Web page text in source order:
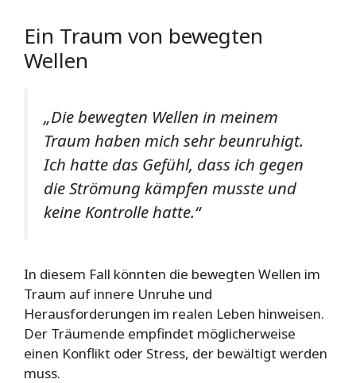
Ein Traum von bewegten
Wellen
„Die bewegten Wellen in meinem
Traum haben mich sehr beunruhigt.
Ich hatte das Gefühl, dass ich gegen
die Strömung kämpfen musste und
keine Kontrolle hatte.“
In diesem Fall könnten die bewegten Wellen im
Traum auf innere Unruhe und
Herausforderungen im realen Leben hinweisen.
Der Träumende empfindet möglicherweise
einen Konflikt oder Stress, der bewältigt werden
muss.